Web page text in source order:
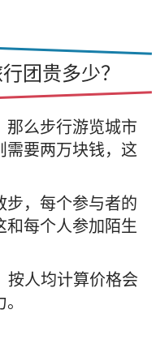
团贵多少？
那么步行游览城市
需要两万块钱，这
，每个参与者的
每个人参加陌生
按人均计算价格会